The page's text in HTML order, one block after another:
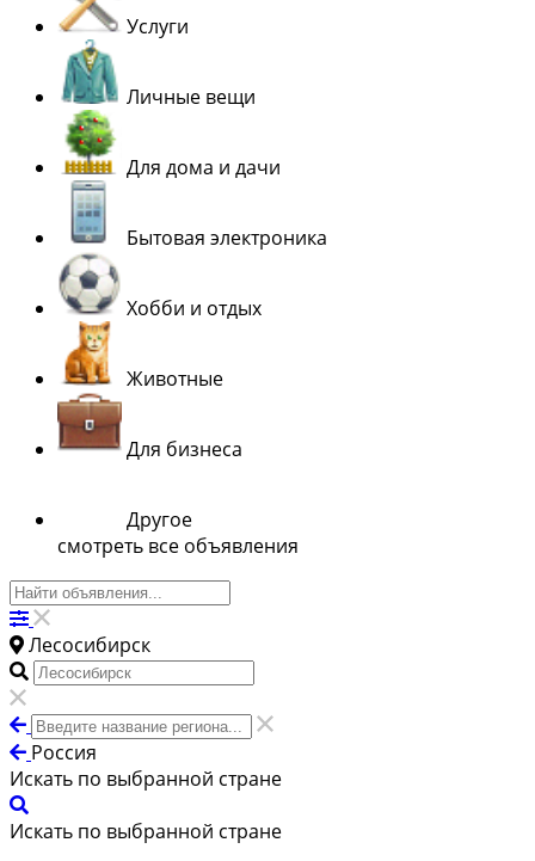
Услуги
Личные вещи
Для дома и дачи
Бытовая электроника
Хобби и отдых
Животные
Для бизнеса
Другое
смотреть все объявления
Лесосибирск
Россия
Искать по выбранной стране
Искать по выбранной стране